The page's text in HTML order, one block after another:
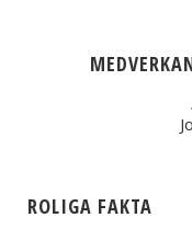
ROLIGA FAKTA